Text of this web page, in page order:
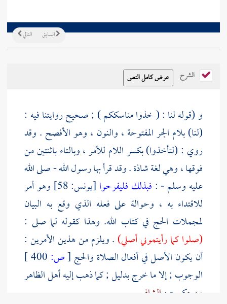
التالي السابق
الشرح
و (قوله لنا : ( خذوا مناسككم ) ; صحيح روايتنا فيه :
(لنا) بلام الجر المفتوحة ، والنون ، وهو الأفصح . وقد
روي : (لتأخذوا) بكسر اللام للأمر ، وبالتاء باثنتين من
فوقها ، وهي لغة شاذة . وقد قرأ بها رسول الله - صلى الله
عليه وسلم - : فبذلك فليفرحوا
[يونس: 58] وهو أمر
للاقتداء به ، وحوالة على فعله الذي وقع به البيان
لمجملات الحج في كتاب الله. وهذا كقوله لما صلى :
(صلوا كما رأيتموني أصلي) . ويلزم من هذين الأمرين :
أن يكون الأصل في أفعال الصلاة والحج [ص:
الوجوب ; إلا ما خرج بدليل ; كما ذهب إليه أهل الظاهر
، وحكي عن الشافعي